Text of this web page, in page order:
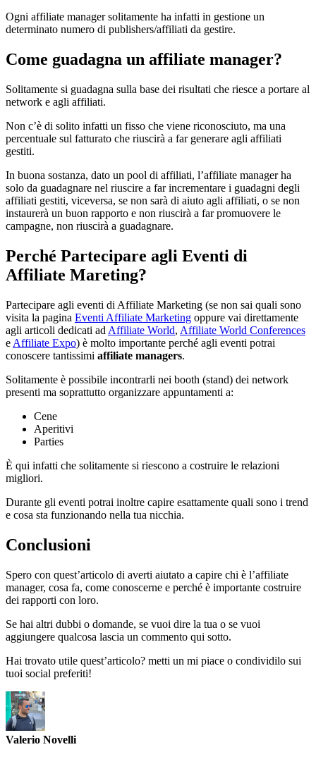
Ogni affiliate manager solitamente ha infatti in gestione un
determinato numero di publishers/affiliati da gestire.
Come guadagna un affiliate manager?
Solitamente si guadagna sulla base dei risultati che riesce a portare al
network e agli affiliati.
Non c’è di solito infatti un fisso che viene riconosciuto, ma una
percentuale sul fatturato che riuscirà a far generare agli affiliati
gestiti.
In buona sostanza, dato un pool di affiliati, l’affiliate manager ha
solo da guadagnare nel riuscire a far incrementare i guadagni degli
affiliati gestiti, viceversa, se non sarà di aiuto agli affiliati, o se non
instaurerà un buon rapporto e non riuscirà a far promuovere le
campagne, non riuscirà a guadagnare.
Perché Partecipare agli Eventi di
Affiliate Mareting?
Partecipare agli eventi di Affiliate Marketing (se non sai quali sono
visita la pagina Eventi Affiliate Marketing oppure vai direttamente
agli articoli dedicati ad Affiliate World, Affiliate World Conferences
e Affiliate Expo) è molto importante perché agli eventi potrai
conoscere tantissimi affiliate managers.
Solitamente è possibile incontrarli nei booth (stand) dei network
presenti ma soprattutto organizzare appuntamenti a:
Cene
Aperitivi
Parties
È qui infatti che solitamente si riescono a costruire le relazioni
migliori.
Durante gli eventi potrai inoltre capire esattamente quali sono i trend
e cosa sta funzionando nella tua nicchia.
Conclusioni
Spero con quest’articolo di averti aiutato a capire chi è l’affiliate
manager, cosa fa, come conoscerne e perché è importante costruire
dei rapporti con loro.
Se hai altri dubbi o domande, se vuoi dire la tua o se vuoi
aggiungere qualcosa lascia un commento qui sotto.
Hai trovato utile quest’articolo? metti un mi piace o condividilo sui
tuoi social preferiti!
Valerio Novelli